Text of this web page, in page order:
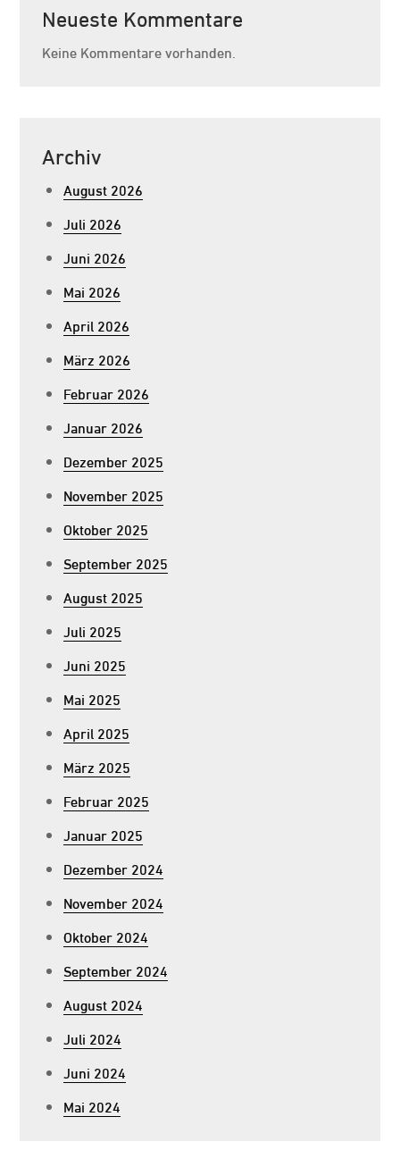
Neueste Kommentare
Keine Kommentare vorhanden.
Archiv
August 2026
Juli 2026
Juni 2026
Mai 2026
April 2026
März 2026
Februar 2026
Januar 2026
Dezember 2025
November 2025
Oktober 2025
September 2025
August 2025
Juli 2025
Juni 2025
Mai 2025
April 2025
März 2025
Februar 2025
Januar 2025
Dezember 2024
November 2024
Oktober 2024
September 2024
August 2024
Juli 2024
Juni 2024
Mai 2024